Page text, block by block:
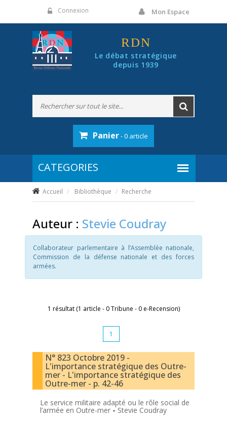
Connexion Mon Espace
RDN
Le débat stratégique
depuis 1939
Panier- 0 article
Accueil Bibliothèque Recherche
Auteur : Stevie Coudray
Collaborateur parlementaire à l’Assemblée nationale,
Commission de la défense nationale et des forces
armées.
1 résultat (1 article - 0 Tribune - 0 e-Recension)
1
N° 823 Octobre 2019 -
L'importance stratégique des Outre-
mer - L'importance stratégique des
Outre-mer - p. 42-46
Le service militaire adapté ou le rôle social de
l’armée en Outre-mer - Stevie Coudray